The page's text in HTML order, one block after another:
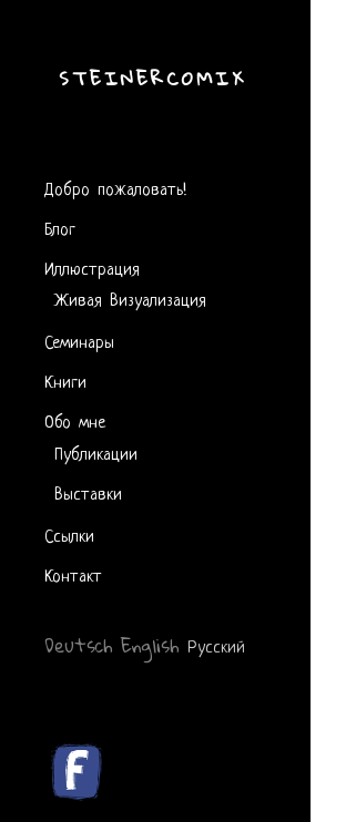
STEINERCOMIX
Добро пожаловать!
Блог
Иллюстрация
Живая Визуализация
Семинары
Книги
Обо мне
Публикации
Выставки
Ссылки
Контакт
Deutsch English Русский